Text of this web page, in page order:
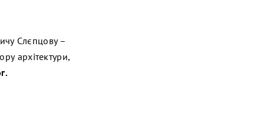
Слєпцову –
архітектури,